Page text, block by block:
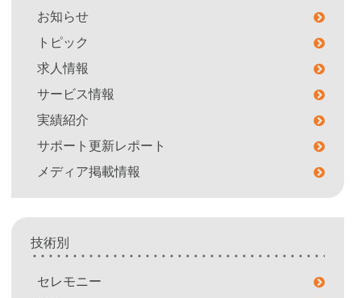
お知らせ
トピック
求人情報
サービス情報
実績紹介
サポート更新レポート
メディア掲載情報
技術別
セレモニー